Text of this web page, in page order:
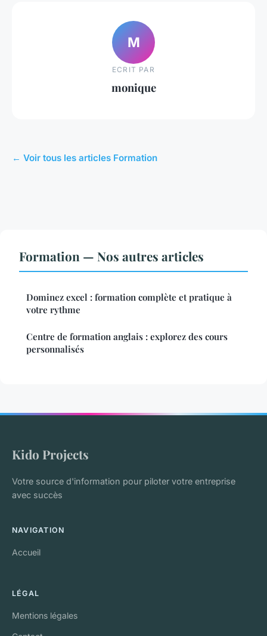
M
ECRIT PAR
monique
← Voir tous les articles Formation
Formation — Nos autres articles
Dominez excel : formation complète et pratique à
votre rythme
Centre de formation anglais : explorez des cours
personnalisés
Kido Projects
Votre source d'information pour piloter votre entreprise
avec succès
NAVIGATION
Accueil
LÉGAL
Mentions légales